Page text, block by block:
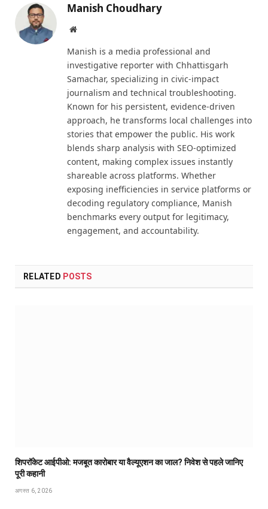
Manish Choudhary
Website
Manish is a media professional and
investigative reporter with Chhattisgarh
Samachar, specializing in civic-impact
journalism and technical troubleshooting.
Known for his persistent, evidence-driven
approach, he transforms local challenges into
stories that empower the public. His work
blends sharp analysis with SEO-optimized
content, making complex issues instantly
shareable across platforms. Whether
exposing inefficiencies in service platforms or
decoding regulatory compliance, Manish
benchmarks every output for legitimacy,
engagement, and accountability.
RELATED POSTS
शिपरॉकेट आईपीओ: मजबूत कारोबार या वैल्यूएशन का जाल? निवेश से पहले जानिए
पूरी कहानी
अगस्त 6, 2026